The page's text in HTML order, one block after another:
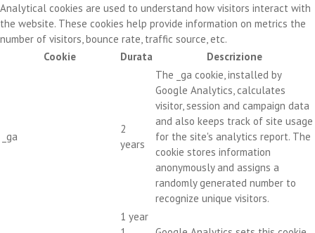
Analytical cookies are used to understand how visitors interact with
the website. These cookies help provide information on metrics the
number of visitors, bounce rate, traffic source, etc.
Cookie
Durata Descrizione
_ga
2
years
The _ga cookie, installed by
Google Analytics, calculates
visitor, session and campaign data
and also keeps track of site usage
for the site's analytics report. The
cookie stores information
anonymously and assigns a
randomly generated number to
recognize unique visitors.
1 year